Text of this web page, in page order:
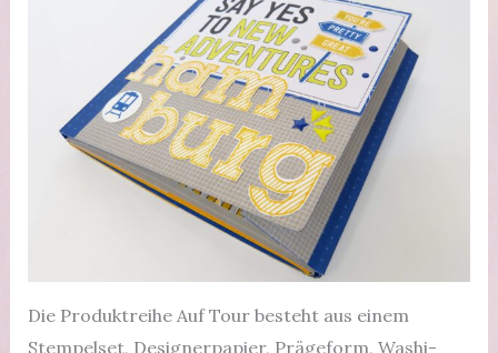
Die Produktreihe Auf Tour besteht aus einem
Stempelset, Designerpapier, Prägeform, Washi-